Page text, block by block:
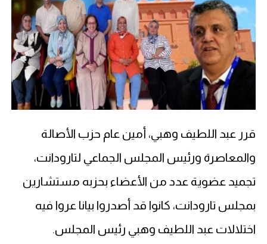
قرر عبد اللطيف وهبي، أمين عام حزب الأصالة
والمعاصرة ورئيس المجلس الجماعي لتارودانت،
تجميد عضوية عدد من الأعضاء بحزبه مستشارين
بمجلس تارودانت، كانوا قد أصدروا بيانا عروا فيه
اختلالات عبد اللطيف وهبي رئيس المجلس.